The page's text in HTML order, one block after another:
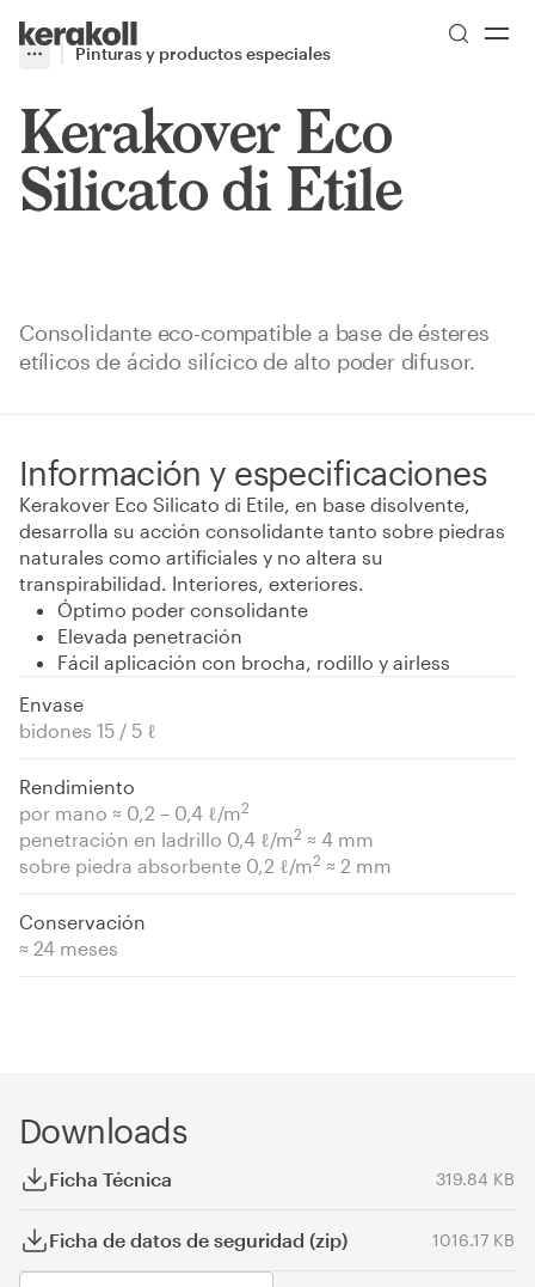
Go to Homepage
More
Toggle menu
Pinturas y productos especiales
Kerakover Eco
Silicato di Etile
Consolidante eco-compatible a base de ésteres
etílicos de ácido silícico de alto poder difusor.
Información y especificaciones
Kerakover Eco Silicato di Etile, en base disolvente,
desarrolla su acción consolidante tanto sobre piedras
naturales como artificiales y no altera su
transpirabilidad. Interiores, exteriores.
Óptimo poder consolidante
Elevada penetración
Fácil aplicación con brocha, rodillo y airless
Envase
bidones 15 / 5 ℓ
Rendimiento
por mano ≈ 0,2 – 0,4 ℓ/m2
penetración en ladrillo 0,4 ℓ/m2 ≈ 4 mm
sobre piedra absorbente 0,2 ℓ/m2 ≈ 2 mm
Conservación
≈ 24 meses
Downloads
Ficha Técnica 319.84 KB
Ficha de datos de seguridad (zip) 1016.17 KB